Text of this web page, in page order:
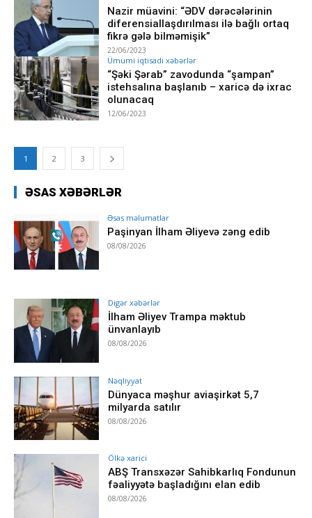
Nazir müavini: “ƏDV dərəcələrinin
diferensiallaşdırılması ilə bağlı ortaq
fikrə gələ bilməmişik”
22/06/2023
Ümumi iqtisadi xəbərlər
“Şəki Şərab” zavodunda “şampan”
istehsalına başlanıb – xaricə də ixrac
olunacaq
12/06/2023
1 2 3
ƏSAS XƏBƏRLƏR
Əsas məlumatlar
Paşinyan İlham Əliyevə zəng edib
08/08/2026
Digər xəbərlər
İlham Əliyev Trampa məktub
ünvanlayıb
08/08/2026
Nəqliyyat
Dünyaca məşhur aviaşirkət 5,7
milyarda satılır
08/08/2026
Ölkə xarici
ABŞ Transxəzər Sahibkarlıq Fondunun
fəaliyyətə başladığını elan edib
08/08/2026